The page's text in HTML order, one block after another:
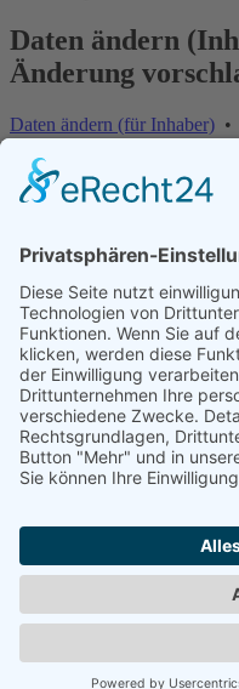
Daten ändern
Änderung
Daten ändern (für Inhaber) •
Änderung vorschlagen | Fehler
Bitte teilen Sie uns mit,
veraltet sind:
Internet-Adresse fehlt
E-Mail-Adresse fehlt
Telefonnummer,
Firma existiert nicht mehr
Firmenname ist falsch
Sicherheitsfrage:
= ?
Datenschutzerklärung